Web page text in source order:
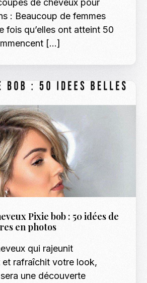
de cheveux pour
: Beaucoup de femmes
fois qu’elles ont atteint 50
[…]
Pixie bob : 50 idées de
en photos
qui rajeunit
et rafraîchit votre look,
une découverte